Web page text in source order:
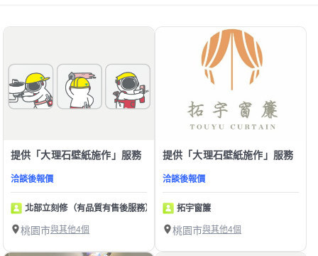
提供「大理石壁紙施作」服務
洽談後報價
北部立刻修（有品質有售後服務）
桃園市與其他4個
提供「大理石壁紙施作」服務
洽談後報價
拓宇窗簾
桃園市與其他4個